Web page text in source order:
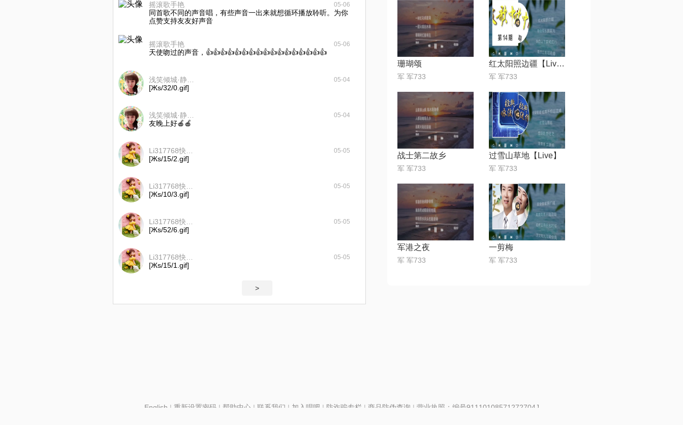
摇滚歌手艳 05-06
同首歌不同的声音唱，有些声音一出来就想循环播放聆听。为你
点赞支持友友好声音
摇滚歌手艳 05-06
天使吻过的声音，👍👍👍👍👍👍👍👍👍👍👍👍👍👍👍👍👍
05-04
[Жs/32/0.gif]
05-04
友晚上好🍎🍎
05-05
[Жs/15/2.gif]
05-05
[Жs/10/3.gif]
05-05
[Жs/52/6.gif]
05-05
[Жs/15/1.gif]
>
珊瑚颂
军 军733
红太阳照边疆【Live】
军 军733
战士第二故乡
军 军733
过雪山草地【Live】
军 军733
军港之夜
军 军733
一剪梅
军 军733
English | 重新设置密码| 帮助中心 | 联系我们 | 加入唱吧 | 防诈骗专栏 | 商品防伪查询 | 营业执照：编号91110108571272704J